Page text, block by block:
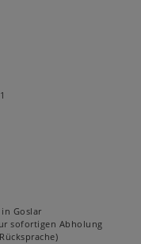
Goslar
sofortigen Abholung